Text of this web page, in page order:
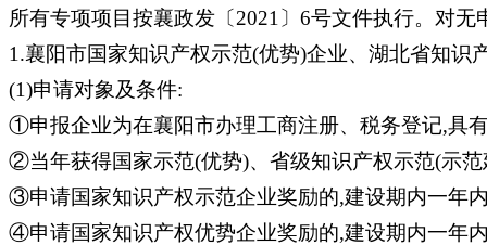
所有专项项目按襄政发〔2021〕6号文件执行。对
1.襄阳市国家知识产权示范(优势)企业、湖北省知
(1)申请对象及条件:
①申报企业为在襄阳市办理工商注册、税务登记,具
②当年获得国家示范(优势)、省级知识产权示范(示
③申请国家知识产权示范企业奖励的,建设期内一年
④申请国家知识产权优势企业奖励的,建设期内一年